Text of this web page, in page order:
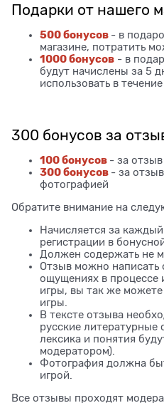
Подарки от нашего
500 бонусов - в
магазине, потратить
1000 бонусов - в
будут начислены за 5
использовать в
300 бонусов за
100 бонусов - за
300 бонусов - за
фотографией
Обратите внимание на
Начисляется за
регистрации в
Должен содержать не
Отзыв можно написать
ощущениях в процессе
игры, вы так же
игры.
В тексте отзыва
русские литературные
лексика и понятия
модератором).
Фотография должна
игрой.
Все отзывы проходят